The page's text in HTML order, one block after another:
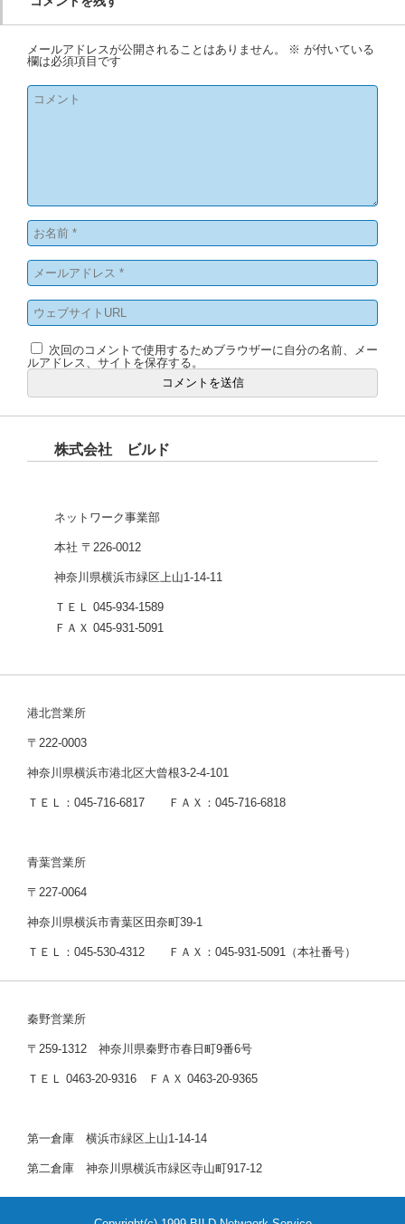
メールアドレスが公開されることはありません。 ※ が付いている
欄は必須項目です
次回のコメントで使用するためブラウザーに自分の名前、メー
ルアドレス、サイトを保存する。
株式会社 ビルド
ネットワーク事業部
本社 〒226-0012
神奈川県横浜市緑区上山1-14-11
ＴＥＬ 045-934-1589
ＦＡＸ 045-931-5091
港北営業所
〒222-0003
神奈川県横浜市港北区大曾根3-2-4-101
ＴＥＬ：045-716-6817 ＦＡＸ：045-716-6818
青葉営業所
〒227-0064
神奈川県横浜市青葉区田奈町39-1
ＴＥＬ：045-530-4312 ＦＡＸ：045-931-5091（本社番号）
秦野営業所
〒259-1312 神奈川県秦野市春日町9番6号
ＴＥＬ 0463-20-9316 ＦＡＸ 0463-20-9365
第一倉庫 横浜市緑区上山1-14-14
第二倉庫 神奈川県横浜市緑区寺山町917-12